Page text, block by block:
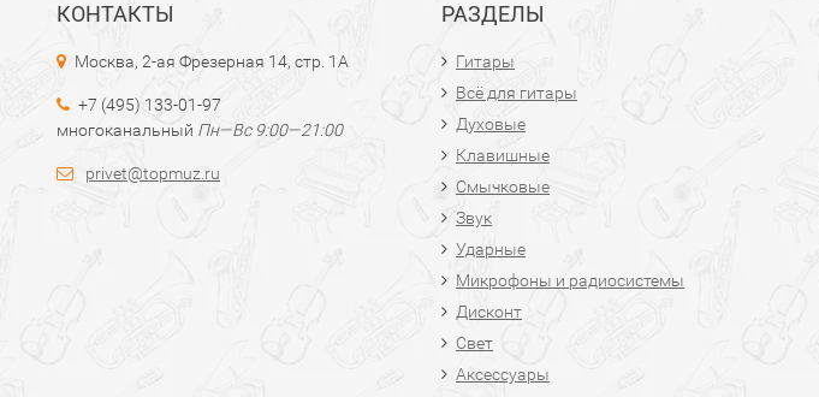
КОНТАКТЫ
Москва, 2-ая Фрезерная 14, стр. 1А
+7 (495) 133-01-97
многоканальный Пн—Вс 9:00—21:00
privet@topmuz.ru
РАЗДЕЛЫ
Гитары
Всё для гитары
Духовые
Клавишные
Смычковые
Звук
Ударные
Микрофоны и радиосистемы
Дисконт
Свет
Аксессуары